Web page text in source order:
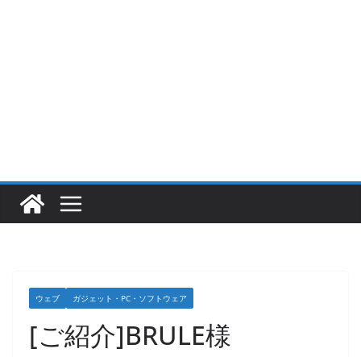
ウェブ ガジェット・PC・ソフトウェア
[ご紹介]BRULE様